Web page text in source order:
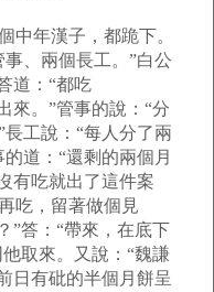
年漢子，都跪下。
、兩個長工。”白公
道：“都吃
來。”管事的說：“分
工說：“每人分了兩
道：“還剩的兩個月
有吃就出了這件案
吃，留著做個見
”答：“帶來，在底下
取來。又說：“魏謙
日有砒的半個月餅呈